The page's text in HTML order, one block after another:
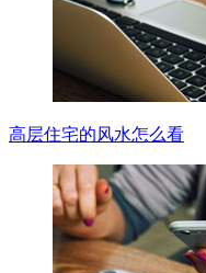
高层住宅的风水怎么看